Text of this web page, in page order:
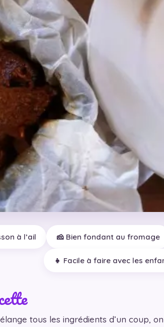
à l’ail 🧀 Bien fondant au fromage
👧 Facile à faire avec les
tous les ingrédients d’un coup,